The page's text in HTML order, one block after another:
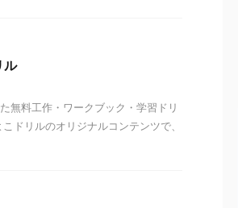
ル
無料工作・ワークブック・学習ドリ
ドリルのオリジナルコンテンツで、